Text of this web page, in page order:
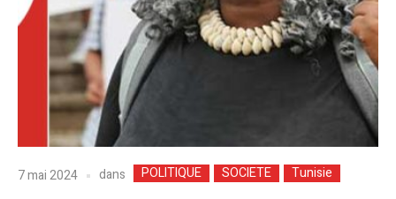
7 mai 2024 dans POLITIQUE SOCIETE Tunisie